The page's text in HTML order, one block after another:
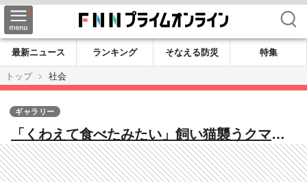
検索
最新ニュース ランキング そなえる防災
特集
トップ
社会
「くわえて食べたみたい」飼い猫襲うクマ
屋根の上に6時間半居座り サファリパーク周
辺に出没 クマよけスプレー不足の懸念も
ギャラリー